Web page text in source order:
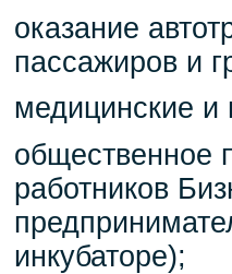
оказание
пассажиров и
медицинские и
общественное
работников
инкубаторе);